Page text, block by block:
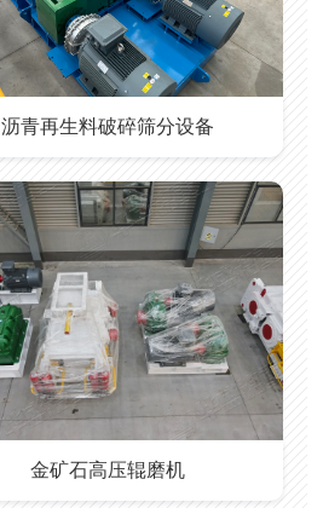
沥青再生料破碎筛分设备
金矿石高压辊磨机